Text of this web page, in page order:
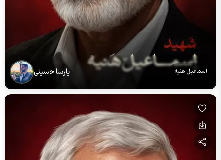
اسماعیل هنیه پارسا حسینی